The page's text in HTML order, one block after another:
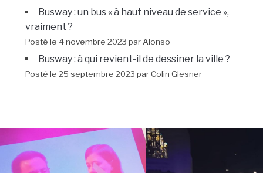
Busway : un bus « à haut niveau de service »,
vraiment ?
Posté le 4 novembre 2023 par Alonso
Busway : à qui revient-il de dessiner la ville ?
Posté le 25 septembre 2023 par Colin Glesner